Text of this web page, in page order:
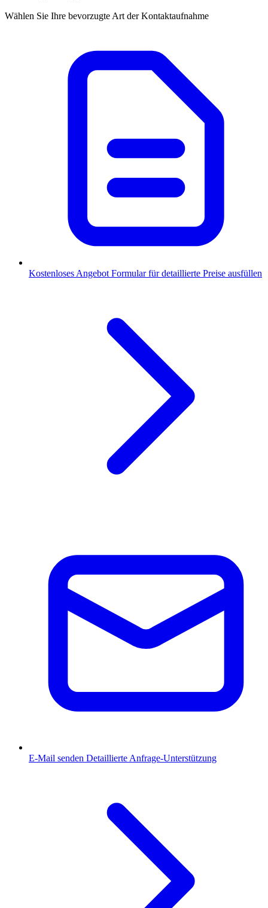
Wählen Sie Ihre bevorzugte Art der Kontaktaufnahme
Kostenloses Angebot Formular für detaillierte Preise ausfüllen
E-Mail senden Detaillierte Anfrage-Unterstützung